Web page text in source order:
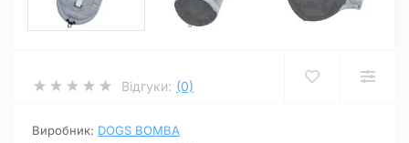
Відгуки: (0)
Виробник: DOGS BOMBA